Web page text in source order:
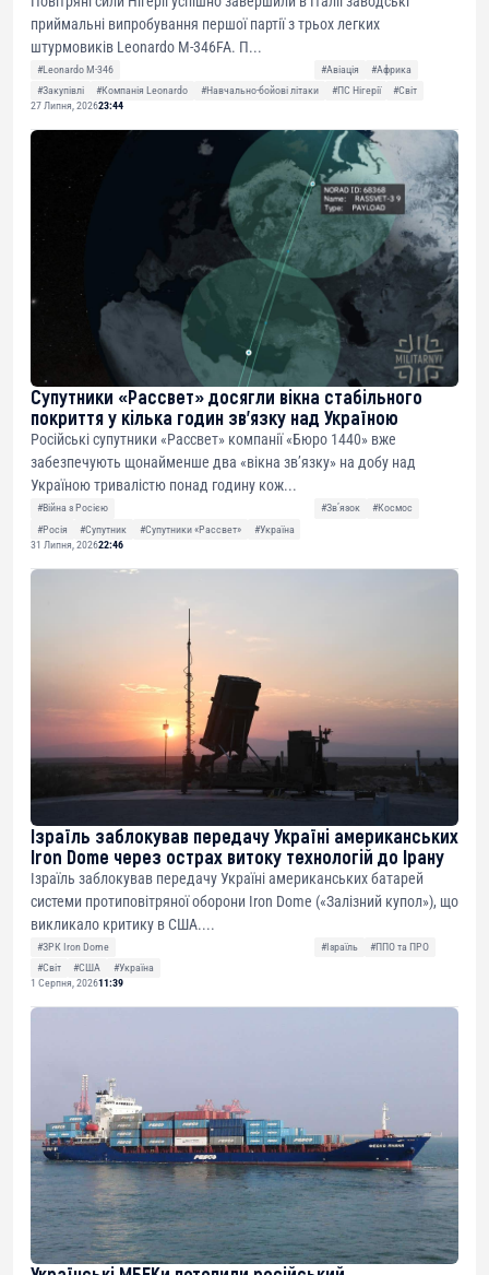
приймальні випробування першої партії з трьох легких
штурмовиків Leonardo M-346FA. П...
#Leonardo M-346 #Авіація
#Африка
#Закупівлі
#Компанія Leonardo #Навчально-бойові літаки #ПС Нігерії
#Світ
27 Липня, 202623:44
Супутники «Рассвет» досягли вікна стабільного
покриття у кілька годин зв’язку над Україною
Російські супутники «Рассвет» компанії «Бюро 1440» вже
забезпечують щонайменше два «вікна зв’язку» на добу над
Україною тривалістю понад годину кож...
#Війна з Росією #Звʼязок
#Космос
#Росія
#Супутник #Супутники «Рассвет»
#Україна
31 Липня, 202622:46
Ізраїль заблокував передачу Україні американських
Iron Dome через острах витоку технологій до Ірану
Ізраїль заблокував передачу Україні американських батарей
системи протиповітряної оборони Iron Dome («Залізний купол»), що
викликало критику в США....
#ЗРК Iron Dome #Ізраїль
#ППО та ПРО
#Світ
#США
#Україна
1 Серпня, 202611:39